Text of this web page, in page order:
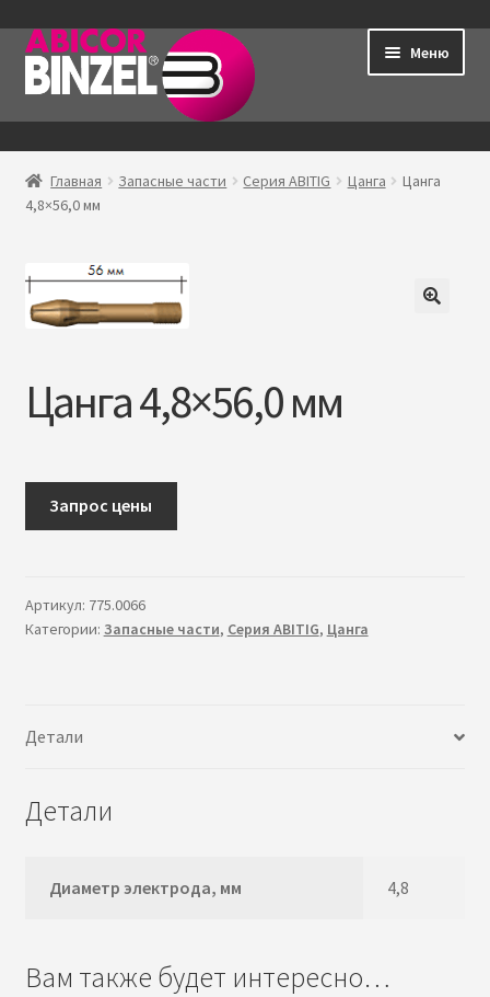
Перейти
навигации
Перейти
содержимому
Меню
Главная
Продукция
в
Контакты
Мой аккаунт
Главная Запасные части Серия ABITIG Цанга
Цанга
4,8×56,0 мм
Цанга 4,8×56,0 мм
Запрос цены
Артикул: 775.0066
Категории: Запасные части, Серия ABITIG, Цанга
Детали
Детали
Диаметр электрода, мм 4,8
Вам также будет интересно…